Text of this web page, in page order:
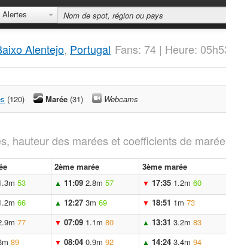
Alertes
Alentejo, Portugal Fans: 74 | Heure:
(120) Marée (31) Webcams
hauteur des marées et coefficients de marée
2ème marée 3ème marée
53 ▲ 11:09 2.8m 57 ▼ 17:35 1.2m 60
66 ▲ 12:27 3m 69 ▼ 18:51 1m 73
77 ▼ 07:09 1.1m 80 ▲ 13:31 3.2m 83
89 ▼ 08:04 0.9m 92 ▲ 14:24 3.4m 94